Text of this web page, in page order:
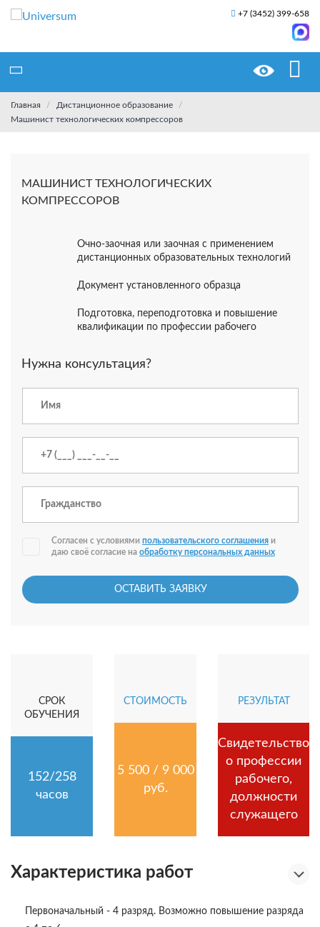
+7 (3452) 399-658
Главная
Дистанционное образование
Машинист технологических компрессоров
МАШИНИСТ ТЕХНОЛОГИЧЕСКИХ
КОМПРЕССОРОВ
Очно-заочная или заочная с применением
дистанционных образовательных технологий
Документ установленного образца
Подготовка, переподготовка и повышение
квалификации по профессии рабочего
Нужна консультация?
Согласен с условиями пользовательского соглашения и
даю своё согласие на обработку персональных данных
ОСТАВИТЬ ЗАЯВКУ
СРОК
ОБУЧЕНИЯ
152/258
часов
СТОИМОСТЬ
5 500 / 9 000
руб.
РЕЗУЛЬТАТ
Свидетельство
о профессии
рабочего,
должности
служащего
Характеристика работ
Первоначальный - 4 разряд. Возможно повышение разряда